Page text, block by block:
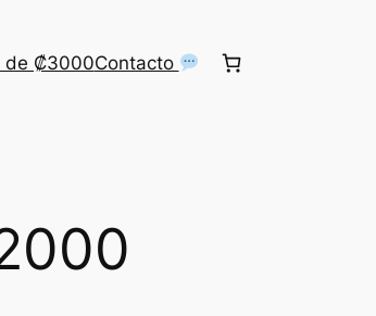
de ₡3000Contacto